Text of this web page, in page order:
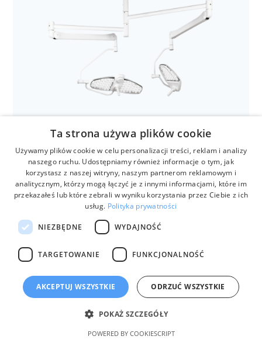
Anestezjologia i aparatura medyczna
Kolumny chirurgiczne i anestezjologiczne z
rodziny MODUEVO
Anestezjologia i aparatura medyczna
Lampy zabiegowe LUCEA
Ta strona używa plików cookie
Używamy plików cookie w celu personalizacji treści, reklam i analizy
naszego ruchu. Udostępniamy również informacje o tym, jak
korzystasz z naszej witryny, naszym partnerom reklamowym i
analitycznym, którzy mogą łączyć je z innymi informacjami, które im
przekazałeś lub które zebrali w wyniku korzystania przez Ciebie z ich
usług. Polityka prywatności
NIEZBĘDNE WYDAJNOŚĆ
TARGETOWANIE FUNKCJONALNOŚĆ
AKCEPTUJ WSZYSTKIE ODRZUĆ WSZYSTKIE
POKAŻ SZCZEGÓŁY
POWERED BY COOKIESCRIPT